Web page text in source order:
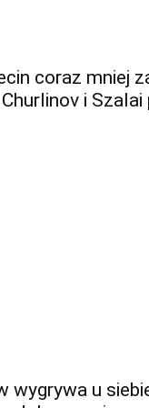
coraz mniej
i Szalai
wygrywa u